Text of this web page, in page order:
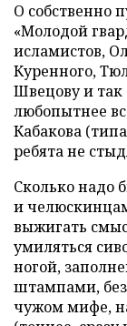
О собственно
«Молодой
исламистов,
Куренного,
Швецову и так
любопытнее
Кабакова
ребята не
Сколько надо
и
выжигать
умиляться
ногой,
штампами,
чужом мифе,